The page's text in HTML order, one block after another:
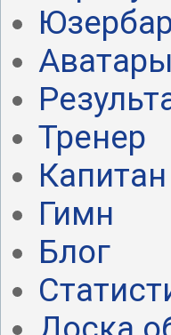
Аватары
Тренер
Капитан
Гимн
Блог